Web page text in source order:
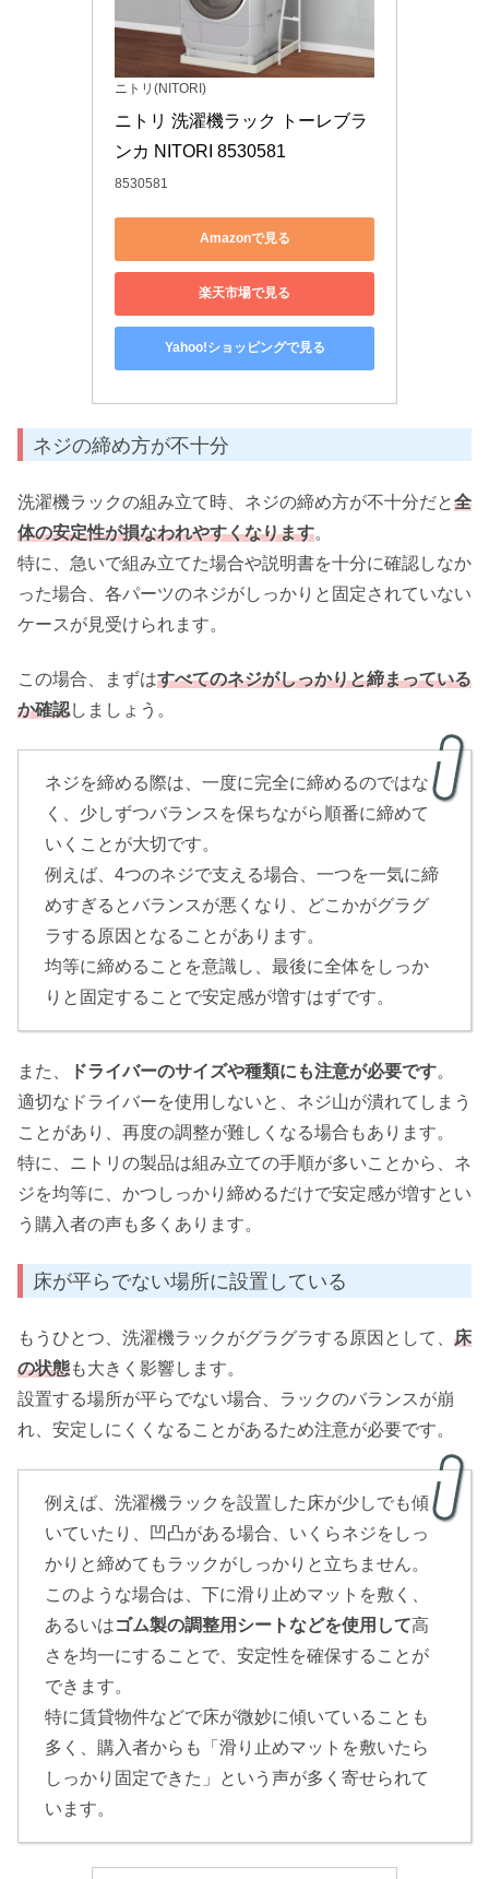
ニトリ(NITORI)
ニトリ 洗濯機ラック トーレブラ
ンカ NITORI 8530581
8530581
Amazonで見る
楽天市場で見る
Yahoo!ショッピングで見る
ネジの締め方が不十分
洗濯機ラックの組み立て時、ネジの締め方が不十分だと全
体の安定性が損なわれやすくなります。
特に、急いで組み立てた場合や説明書を十分に確認しなか
った場合、各パーツのネジがしっかりと固定されていない
ケースが見受けられます。
この場合、まずはすべてのネジがしっかりと締まっている
か確認しましょう。
ネジを締める際は、一度に完全に締めるのではな
く、少しずつバランスを保ちながら順番に締めて
いくことが大切です。
例えば、4つのネジで支える場合、一つを一気に締
めすぎるとバランスが悪くなり、どこかがグラグ
ラする原因となることがあります。
均等に締めることを意識し、最後に全体をしっか
りと固定することで安定感が増すはずです。
また、 ドライバーのサイズや種類にも注意が必要です。
適切なドライバーを使用しないと、ネジ山が潰れてしまう
ことがあり、再度の調整が難しくなる場合もあります。
特に、ニトリの製品は組み立ての手順が多いことから、ネ
ジを均等に、かつしっかり締めるだけで安定感が増すとい
う購入者の声も多くあります。
床が平らでない場所に設置している
もうひとつ、洗濯機ラックがグラグラする原因として、 床
の状態も大きく影響します。
設置する場所が平らでない場合、ラックのバランスが崩
れ、安定しにくくなることがあるため注意が必要です。
例えば、洗濯機ラックを設置した床が少しでも傾
いていたり、凹凸がある場合、いくらネジをしっ
かりと締めてもラックがしっかりと立ちません。
このような場合は、下に滑り止めマットを敷く、
あるいはゴム製の調整用シートなどを使用して高
さを均一にすることで、安定性を確保することが
できます。
特に賃貸物件などで床が微妙に傾いていることも
多く、購入者からも「滑り止めマットを敷いたら
しっかり固定できた」という声が多く寄せられて
います。